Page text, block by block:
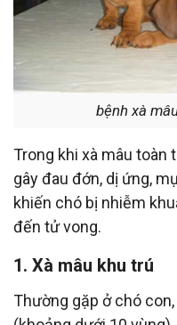
bệnh xà
Trong khi xà mâu toàn
gây đau đớn, dị ứng,
khiến chó bị nhiễm
đến tử vong.
1. Xà mâu khu trú
Thường gặp ở chó